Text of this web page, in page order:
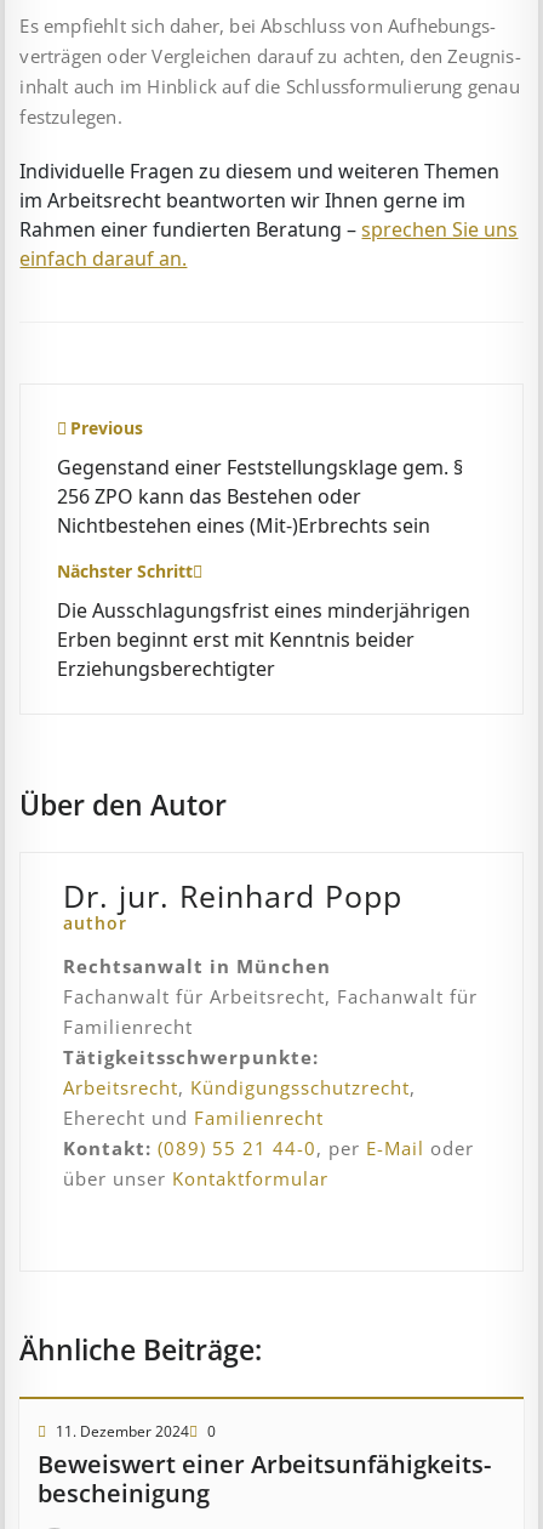
Es empfiehlt sich daher, bei Abschluss von Aufhebungs­
verträgen oder Vergleichen darauf zu achten, den Zeugnis­
inhalt auch im Hinblick auf die Schlussformulierung genau
festzulegen.
Individuelle Fragen zu diesem und weiteren Themen
im Arbeitsrecht beantworten wir Ihnen gerne im
Rahmen einer fundierten Beratung –sprechen Sie uns
einfach darauf an.
Beitragsnavigation
Previous
Gegenstand einer Feststellungsklage gem. §
256 ZPO kann das Bestehen oder
Nichtbestehen eines (Mit-)Erbrechts sein
Nächster Schritt
Die Ausschlagungsfrist eines minderjährigen
Erben beginnt erst mit Kenntnis beider
Erziehungsberechtigter
Über den Autor
Dr. jur. Reinhard Popp
author
Rechtsanwalt in München
Fachanwalt für Arbeitsrecht, Fachanwalt für
Familienrecht
Tätigkeitsschwerpunkte:
Arbeitsrecht, Kündigungsschutzrecht,
Eherecht und Familienrecht
Kontakt: (089) 55 21 44-0, per E-Mail oder
über unser Kontaktformular
Ähnliche Beiträge:
11. Dezember 2024 0
Beweis­wert einer Arbeits­un­fähig­keits­
be­scheinig­ung